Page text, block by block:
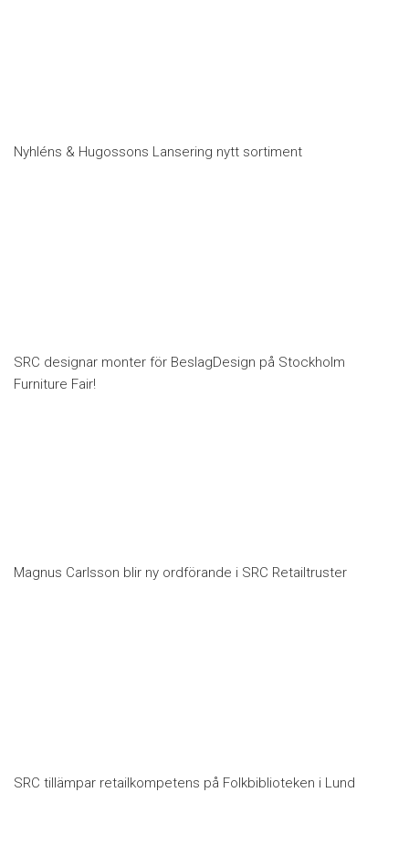
Nyhléns & Hugossons Lansering nytt sortiment
SRC designar monter för BeslagDesign på Stockholm
Furniture Fair!
Magnus Carlsson blir ny ordförande i SRC Retailtruster
SRC tillämpar retailkompetens på Folkbiblioteken i Lund